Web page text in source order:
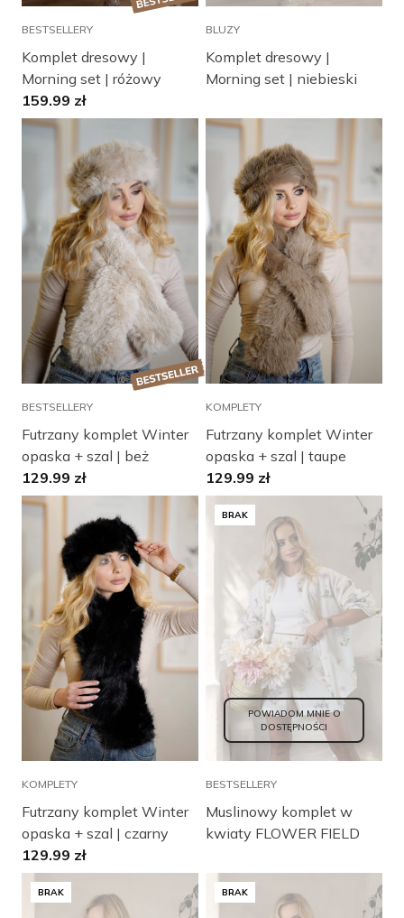
BESTSELLERY
Komplet dresowy |
Morning set | różowy
159.99 zł
BLUZY
Komplet dresowy |
Morning set | niebieski
BESTSELLERY
Futrzany komplet Winter
opaska + szal | beż
129.99 zł
KOMPLETY
Futrzany komplet Winter
opaska + szal | taupe
129.99 zł
KOMPLETY
Futrzany komplet Winter
opaska + szal | czarny
129.99 zł
POWIADOM MNIE O
DOSTĘPNOŚCI
BRAK
BESTSELLERY
Muslinowy komplet w
kwiaty FLOWER FIELD
BRAK BRAK